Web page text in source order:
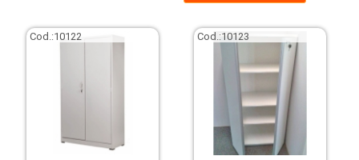
Cod.:10122 Cod.:10123